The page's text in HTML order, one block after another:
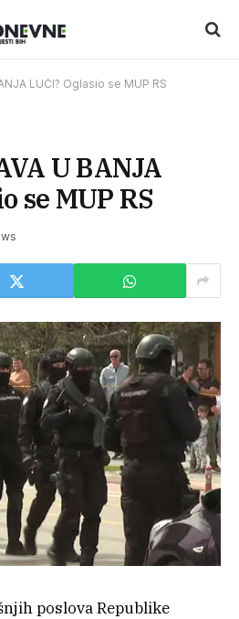
LUCI? Oglasio se MUP RS
U BANJA
se MUP RS
poslova Republike